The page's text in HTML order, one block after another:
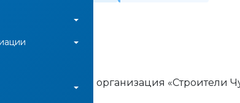
организация «Строители